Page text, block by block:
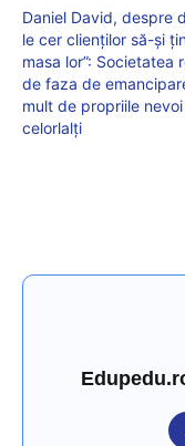
Daniel David, despre
le cer clienților să-și
masa lor”: Societatea
de faza de
mult de propriile
celorlalți